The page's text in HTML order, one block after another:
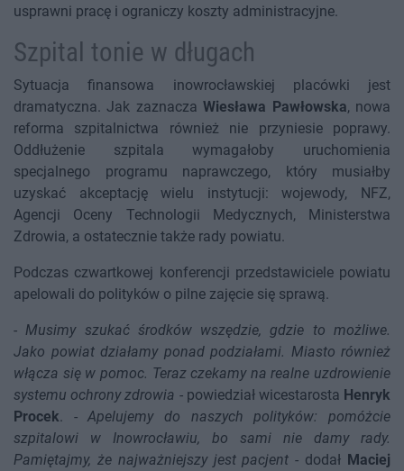
usprawni pracę i ograniczy koszty administracyjne.
Szpital tonie w długach
Sytuacja finansowa inowrocławskiej placówki jest
dramatyczna. Jak zaznaczaWiesława Pawłowska, nowa
reforma szpitalnictwa również nie przyniesie poprawy.
Oddłużenie szpitala wymagałoby uruchomienia
specjalnego programu naprawczego, który musiałby
uzyskać akceptację wielu instytucji: wojewody, NFZ,
Agencji Oceny Technologii Medycznych, Ministerstwa
Zdrowia, a ostatecznie także rady powiatu.
Podczas czwartkowej konferencji przedstawiciele powiatu
apelowali do polityków o pilne zajęcie się sprawą.
-Musimy szukać środków wszędzie, gdzie to możliwe.
Jako powiat działamy ponad podziałami. Miasto również
włącza się w pomoc. Teraz czekamy na realne uzdrowienie
systemu ochrony zdrowia - powiedział wicestarosta Henryk
Procek. -Apelujemy do naszych polityków: pomóżcie
szpitalowi w Inowrocławiu, bo sami nie damy rady.
Pamiętajmy, że najważniejszy jest pacjent - dodał Maciej